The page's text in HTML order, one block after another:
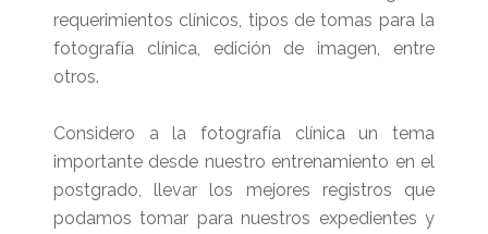
requerimientos clínicos, tipos de tomas para la
fotografía clínica, edición de imagen, entre
otros.
Considero a la fotografía clínica un tema
importante desde nuestro entrenamiento en el
postgrado, llevar los mejores registros que
podamos tomar para nuestros expedientes y